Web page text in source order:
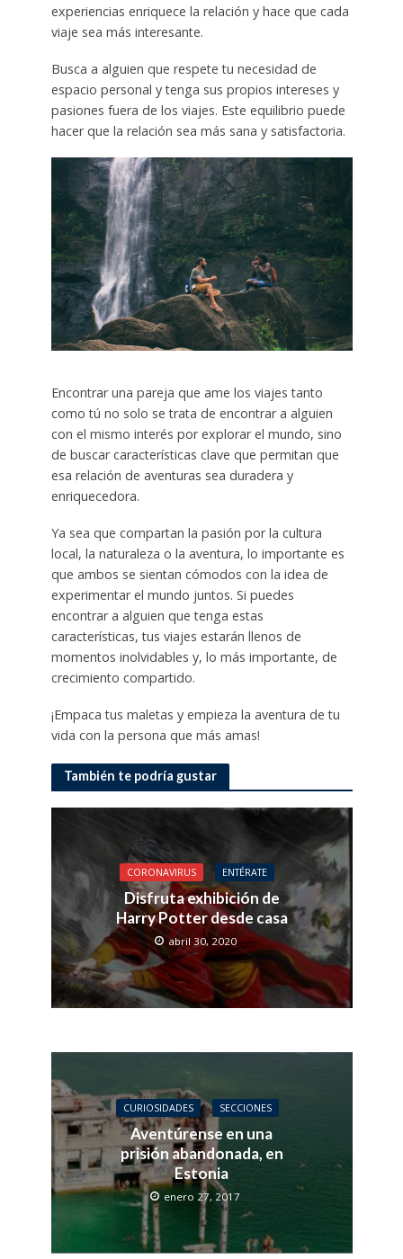
experiencias enriquece la relación y hace que cada
viaje sea más interesante.
Busca a alguien que respete tu necesidad de
espacio personal y tenga sus propios intereses y
pasiones fuera de los viajes. Este equilibrio puede
hacer que la relación sea más sana y satisfactoria.
Encontrar una pareja que ame los viajes tanto
como tú no solo se trata de encontrar a alguien
con el mismo interés por explorar el mundo, sino
de buscar características clave que permitan que
esa relación de aventuras sea duradera y
enriquecedora.
Ya sea que compartan la pasión por la cultura
local, la naturaleza o la aventura, lo importante es
que ambos se sientan cómodos con la idea de
experimentar el mundo juntos. Si puedes
encontrar a alguien que tenga estas
características, tus viajes estarán llenos de
momentos inolvidables y, lo más importante, de
crecimiento compartido.
¡Empaca tus maletas y empieza la aventura de tu
vida con la persona que más amas!
También te podría gustar
CORONAVIRUS ENTÉRATE
Disfruta exhibición de
Harry Potter desde casa
abril 30, 2020
CURIOSIDADES SECCIONES
Aventúrense en una
prisión abandonada, en
Estonia
enero 27, 2017